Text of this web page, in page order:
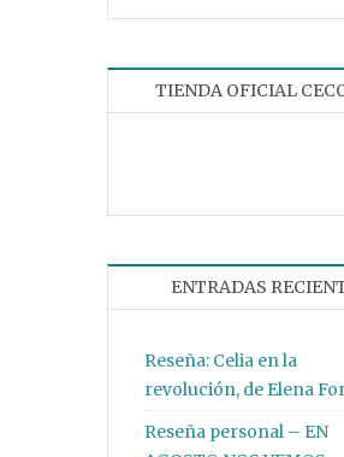
TIENDA OFICIAL
ENTRADAS
Reseña: Celia en la
revolución, de Elena
Reseña personal – EN